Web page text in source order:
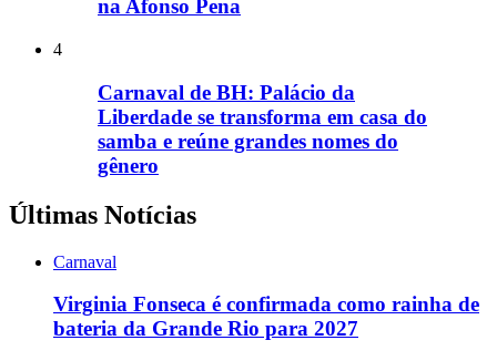
na Afonso Pena
4
Carnaval de BH: Palácio da
Liberdade se transforma em casa do
samba e reúne grandes nomes do
gênero
Últimas Notícias
Carnaval
Virginia Fonseca é confirmada como rainha de
bateria da Grande Rio para 2027